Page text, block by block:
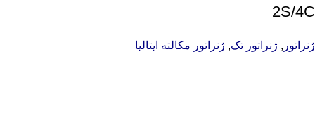
2S/4C
ژنراتور , ژنراتور تک, ژنراتور مکالته ایتالیا